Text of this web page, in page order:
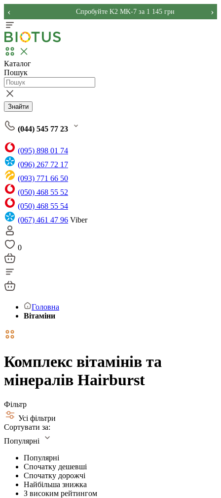
Спробуйте K2 MK-7 за 1 145 грн
‹ ›
Каталог
Пошук
Знайти
(044) 545 77 23
(095) 898 01 74
(096) 267 72 17
(093) 771 66 50
(050) 468 55 52
(050) 468 55 54
(067) 461 47 96 Viber
0
Головна
Вітаміни
Комплекс вітамінів та
мінералів Hairburst
Фільтр
Усі фільтри
Сортувати за:
Популярні
Популярні
Спочатку дешевші
Спочатку дорожчі
Найбільша знижка
З високим рейтингом